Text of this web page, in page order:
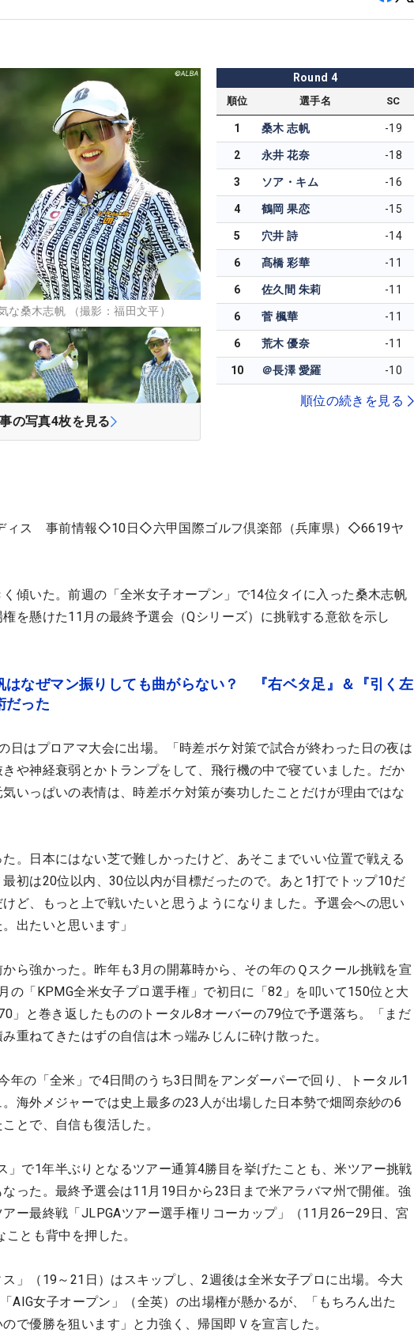
な桑木志帆 （撮影：福田文平）
の写真4枚を見る
Round 4
順位 選手名 SC
1 桑木 志帆 -19
2 永井 花奈 -18
3 ソア・キム -16
4 鶴岡 果恋 -15
5 穴井 詩 -14
6 髙橋 彩華 -11
6 佐久間 朱莉 -11
6 菅 楓華 -11
6 荒木 優奈 -11
10 ＠長澤 愛羅 -10
順位の続きを見る
ィス 事前情報◇10日◇六甲国際ゴルフ倶楽部（兵庫県）◇6619ヤ
傾いた。前週の「全米女子オープン」で14位タイに入った桑木志帆
を懸けた11月の最終予選会（Qシリーズ）に挑戦する意欲を示し
はなぜマン振りしても曲がらない？ 『右ベタ足』＆『引く左
だった
日はプロアマ大会に出場。「時差ボケ対策で試合が終わった日の夜は
や神経衰弱とかトランプをして、飛行機の中で寝ていました。だか
いっぱいの表情は、時差ボケ対策が奏功したことだけが理由ではな
た。日本にはない芝で難しかったけど、あそこまでいい位置で戦える
初は20位以内、30位以内が目標だったので。あと1打でトップ10だ
ど、もっと上で戦いたいと思うようになりました。予選会への思い
出たいと思います」
ら強かった。昨年も3月の開幕時から、その年のＱスクール挑戦を宣
の「KPMG全米女子プロ選手権」で初日に「82」を叩いて150位と大
」と巻き返したもののトータル8オーバーの79位で予選落ち。「まだ
重ねてきたはずの自信は木っ端みじんに砕け散った。
年の「全米」で4日間のうち3日間をアンダーパーで回り、トータル1
海外メジャーでは史上最多の23人が出場した日本勢で畑岡奈紗の6
とで、自信も復活した。
」で1年半ぶりとなるツアー通算4勝目を挙げたことも、米ツアー挑戦
った。最終予選会は11月19日から23日まで米アラバマ州で開催。強
ー最終戦「JLPGAツアー選手権リコーカップ」（11月26—29日、宮
とも背中を押した。
」（19～21日）はスキップし、2週後は全米女子プロに出場。今大
AIG女子オープン」（全英）の出場権が懸かるが、「もちろん出た
で優勝を狙います」と力強く、帰国即Ｖを宣言した。